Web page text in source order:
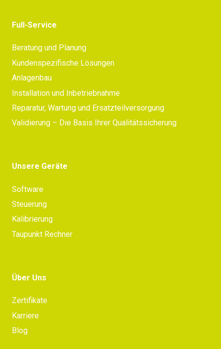
Full-Service
Beratung und Planung
Kundenspezifische Lösungen
Anlagenbau
Installation und Inbetriebnahme
Reparatur, Wartung und Ersatzteilversorgung
Validierung – Die Basis Ihrer Qualitätssicherung
Unsere Geräte
Software
Steuerung
Kalibrierung
Taupunkt Rechner
Über Uns
Zertifikate
Karriere
Blog